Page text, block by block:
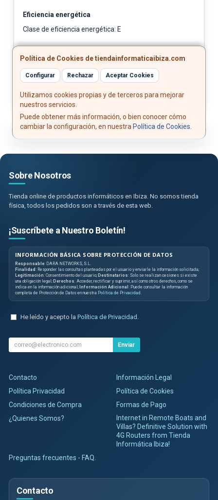
Eficiencia energética
Clase de eficiencia energética: E
Montaje VESA: 100 × 100 mm
Política de Cookies de tiendainformaticaibiza.com
Configurar Rechazar Aceptar Cookies
Utilizamos cookies propias y de terceros para mejorar
nuestros servicios.
Puede obtener más información, o bien conocer cómo
cambiar la configuración, en nuestra Política de Cookies
Sobre Nosotros
Tienda online de productos informáticos en Ibiza. No somos tienda
física, todos los pedidos son a través de esta web.
¡Suscríbete a Nuestro Boletín!
INFORMACIÓN BÁSICA SOBRE PROTECCIÓN DE DATOS
Responsable: DARA NETWORKS, S.L.
Finalidad : Responder las consultas planteadas por el usuario y enviarle la información solicitada;
Legitimación: Consentimiento del usuario; Destinatarios: Solo se realizan cesiones si existe
una obligación legal; Derechos: Acceder, rectificar y suprimir, así como otros derechos, como se
indica en la información adicional; Información Adicional : Puede consultar la información
completa de Protección de Datos en nuestra Política de Privacidad
He leído y acepto la Política de Privacidad
Enviar
Contacto
Información Legal
Política Privacidad
Política de Cookies
Condiciones de Compra
Formas de Pago
¿Quienes Somos?
Internet in Remote Boats and
Villas? Definitive Solution with
4G Routers from Tienda
Informática Ibiza!
Preguntas frecuentes - FAQ.
Contacto